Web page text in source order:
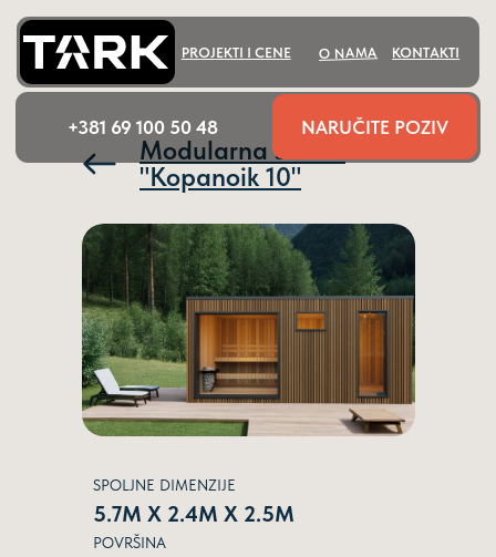
PROJEKTI I CENE
NARUČITE POZIV
+381 69 100 50 48
Modularna sauna
"Kopanoik 10"
SPOLJNE DIMENZIJE
5.7М Х 2.4М Х 2.5М
POVRŠINA